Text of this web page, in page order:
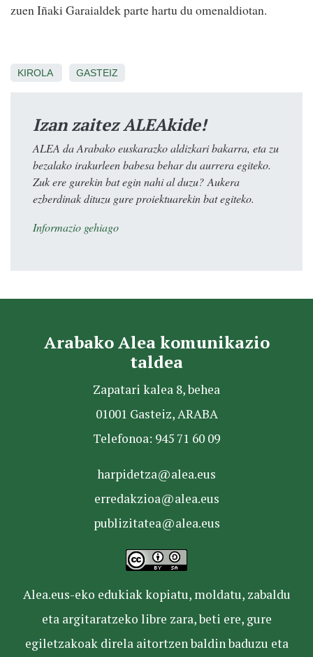
zuen Iñaki Garaialdek parte hartu du omenaldiotan.
KIROLA GASTEIZ
Izan zaitez ALEAkide!
ALEA da Arabako euskarazko aldizkari bakarra, eta zu
bezalako irakurleen babesa behar du aurrera egiteko.
Zuk ere gurekin bat egin nahi al duzu? Aukera
ezberdinak dituzu gure proiektuarekin bat egiteko.
Informazio gehiago
Arabako Alea komunikazio
taldea
Zapatari kalea 8, behea
01001 Gasteiz, ARABA
Telefonoa: 945 71 60 09
harpidetza@alea.eus
erredakzioa@alea.eus
publizitatea@alea.eus
Alea.eus-eko edukiak kopiatu, moldatu, zabaldu
eta argitaratzeko libre zara, beti ere, gure
egiletzakoak direla aitortzen baldin baduzu eta